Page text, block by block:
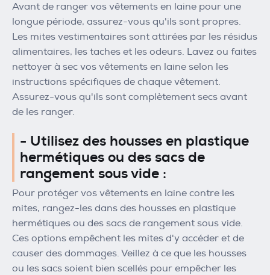
Avant de ranger vos vêtements en laine pour une
longue période, assurez-vous qu'ils sont propres.
Les mites vestimentaires sont attirées par les résidus
alimentaires, les taches et les odeurs. Lavez ou faites
nettoyer à sec vos vêtements en laine selon les
instructions spécifiques de chaque vêtement.
Assurez-vous qu'ils sont complètement secs avant
de les ranger.
- Utilisez des housses en plastique
hermétiques ou des sacs de
rangement sous vide :
Pour protéger vos vêtements en laine contre les
mites, rangez-les dans des housses en plastique
hermétiques ou des sacs de rangement sous vide.
Ces options empêchent les mites d'y accéder et de
causer des dommages. Veillez à ce que les housses
ou les sacs soient bien scellés pour empêcher les